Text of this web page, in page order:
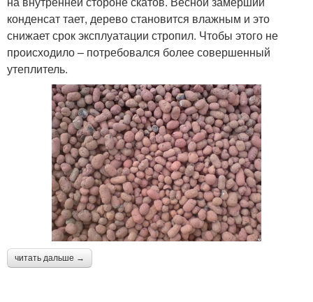
конденсат тает, дерево становится влажным и это
снижает срок эксплуатации стропил. Чтобы этого не
происходило – потребовался более совершенный
утеплитель.
читать дальше →